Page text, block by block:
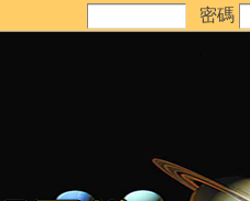
密碼